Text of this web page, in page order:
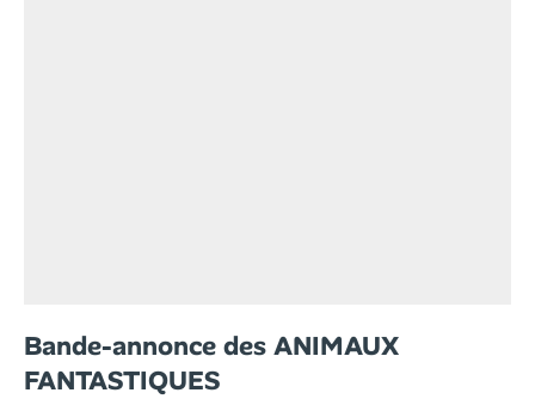
Bande-annonce des ANIMAUX
FANTASTIQUES